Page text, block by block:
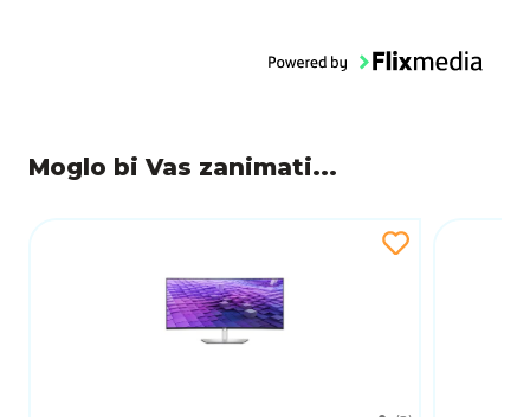
Moglo bi Vas zanimati...